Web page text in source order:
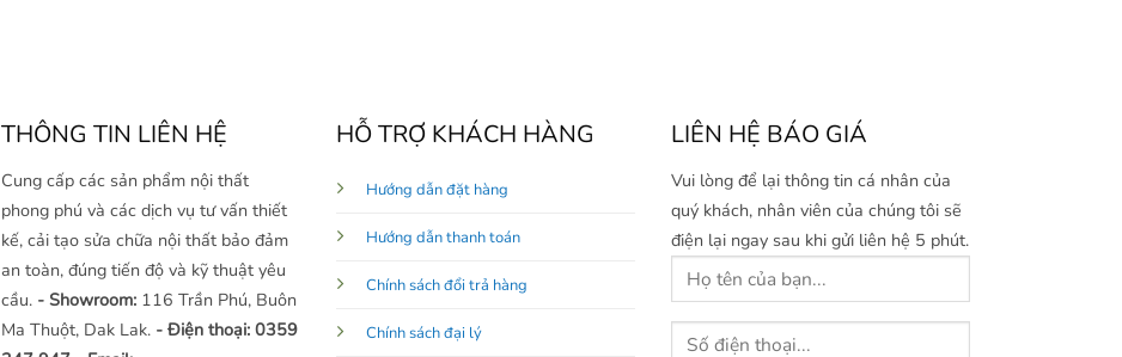
THÔNG TIN LIÊN HỆ
Cung cấp các sản phẩm nội thất
phong phú và các dịch vụ tư vấn thiết
kế, cải tạo sửa chữa nội thất bảo đảm
an toàn, đúng tiến độ và kỹ thuật yêu
cầu. - Showroom: 116 Trần Phú, Buôn
Ma Thuột, Dak Lak. - Điện thoại: 0359
HỖ TRỢ KHÁCH HÀNG
Hướng dẫn đặt hàng
Hướng dẫn thanh toán
Chính sách đổi trả hàng
Chính sách đại lý
LIÊN HỆ BÁO GIÁ
Vui lòng để lại thông tin cá nhân của
quý khách, nhân viên của chúng tôi sẽ
điện lại ngay sau khi gửi liên hệ 5 phút.